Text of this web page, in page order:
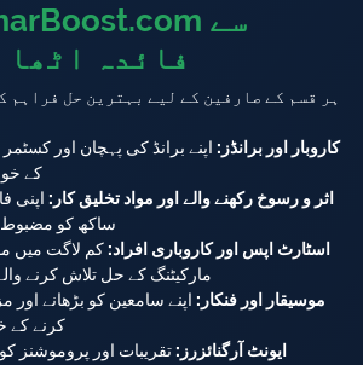
Download App
Close
فائدہ
کاروبار اور برانڈز: اپنے برانڈ کی پہچان اور
کے
اثر و رسوخ رکھنے والے اور مواد تخلیق کار: اپنی
ساکھ کو مضبوط
اسٹارٹ اپس اور کاروباری افراد: کم لاگت میں
مارکیٹنگ کے حل تلاش کرنے
موسیقار اور فنکار: اپنے سامعین کو بڑھانے
کرنے کے
ایونٹ آرگنائزرز: تقریبات اور پروموشنز